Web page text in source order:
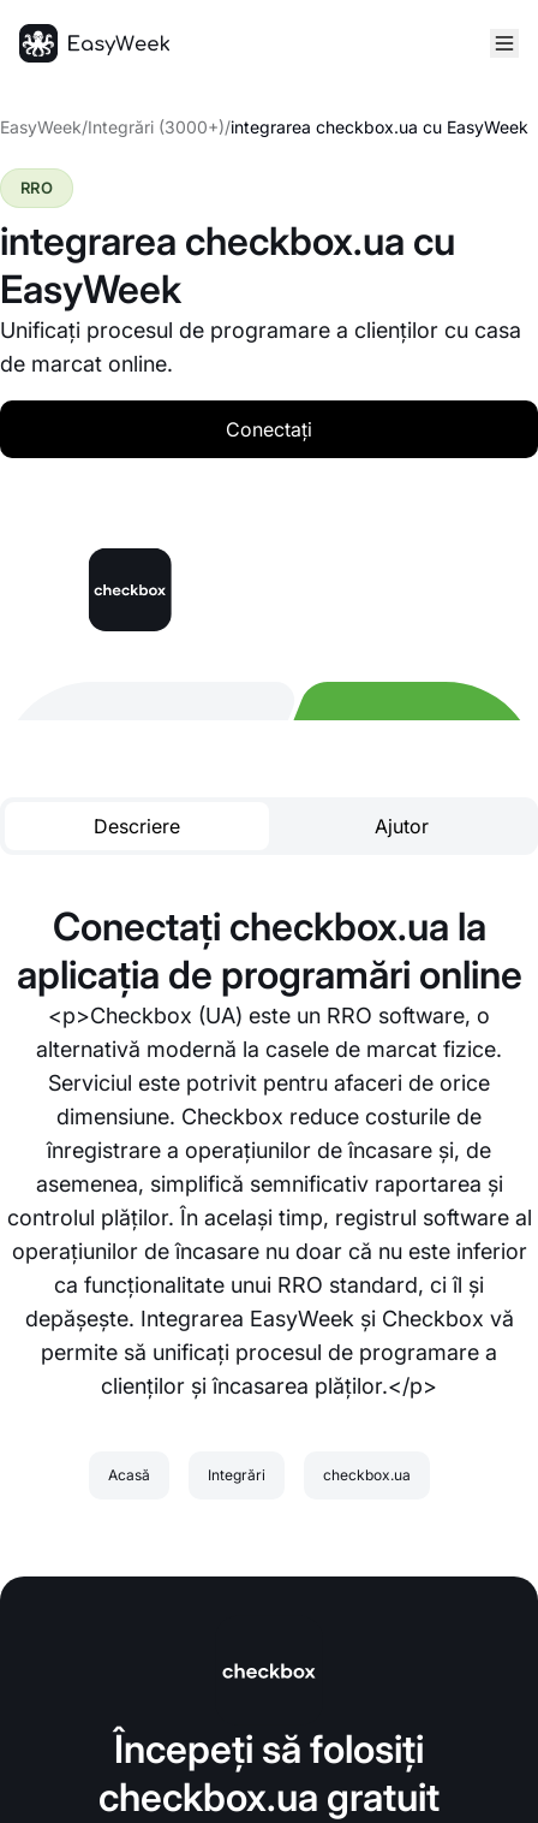
EasyWeek/Integrări (3000+)/integrarea checkbox.ua cu EasyWeek
integrarea checkbox.ua cu
EasyWeek
Unificați procesul de programare a clienților cu casa
de marcat online.
RRO
Conectați
Descriere Ajutor
Conectați checkbox.ua la
aplicația de programări online
<p>Checkbox (UA) este un RRO software, o
alternativă modernă la casele de marcat fizice.
Serviciul este potrivit pentru afaceri de orice
dimensiune. Checkbox reduce costurile de
înregistrare a operațiunilor de încasare și, de
asemenea, simplifică semnificativ raportarea și
controlul plăților. În același timp, registrul software al
operațiunilor de încasare nu doar că nu este inferior
ca funcționalitate unui RRO standard, ci îl și
depășește. Integrarea EasyWeek și Checkbox vă
permite să unificați procesul de programare a
clienților și încasarea plăților.</p>
Acasă Integrări checkbox.ua
Începeți să folosiți
checkbox.ua gratuit